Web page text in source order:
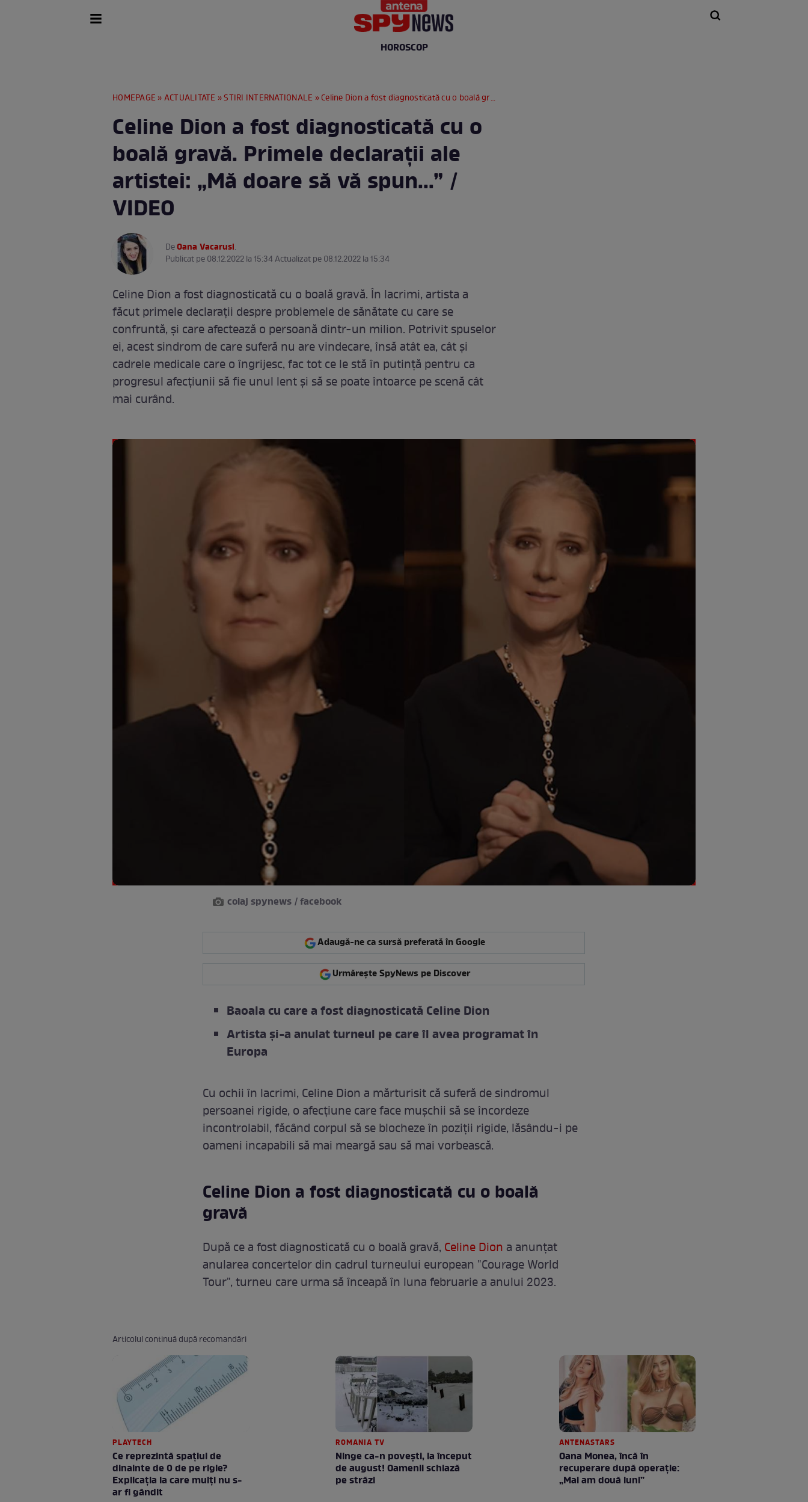
HOROSCOP
HOMEPAGE »ACTUALITATE »STIRI INTERNATIONALE » Celine Dion a fost diagnosticată cu o boală gravă. Primele declarații ale artistei: „Mă doare să vă spun...” / VIDEO
Celine Dion a fost diagnosticată cu o
boală gravă. Primele declarații ale
artistei: „Mă doare să vă spun...” /
VIDEO
DeOana Vacarusi.
Publicat pe 08.12.2022 la 15:34 Actualizat pe 08.12.2022 la 15:34
Celine Dion a fost diagnosticată cu o boală gravă. În lacrimi, artista a
făcut primele declarații despre problemele de sănătate cu care se
confruntă, și care afectează o persoană dintr-un milion. Potrivit spuselor
ei, acest sindrom de care suferă nu are vindecare, însă atât ea, cât și
cadrele medicale care o îngrijesc, fac tot ce le stă în putință pentru ca
progresul afecțiunii să fie unul lent și să se poate întoarce pe scenă cât
mai curând.
colaj spynews / facebook
Adaugă-ne ca sursă preferată în Google
Urmărește SpyNews pe Discover
Baoala cu care a fost diagnosticată Celine Dion
Artista și-a anulat turneul pe care îl avea programat în
Europa
Cu ochii în lacrimi, Celine Dion a mărturisit că suferă de sindromul
persoanei rigide, o afecțiune care face mușchii să se încordeze
incontrolabil, făcând corpul să se blocheze în poziții rigide, lăsându-i pe
oameni incapabili să mai meargă sau să mai vorbească.
Celine Dion a fost diagnosticată cu o boală
gravă
După ce a fost diagnosticată cu o boală gravă, Celine Dion a anunţat
anularea concertelor din cadrul turneului european "Courage World
Tour", turneu care urma să înceapă în luna februarie a anului 2023.
Articolul continuă după recomandări
PLAYTECH
Ce reprezintă spaţiul de
dinainte de 0 de pe rigle?
Explicaţia la care mulţi nu s-
ar fi gândit
ROMANIA TV
Ninge ca-n povești, la început
de august! Oamenii schiază
pe străzi
ANTENASTARS
Oana Monea, încă în
recuperare după operație:
„Mai am două luni”